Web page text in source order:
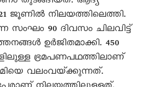
ജൂണിൽ നിലയത്തിലെത്തി.
സംഘം 90 ദിവസം ചിലവിട്ട്‌
ഉർജിതമാക്കി. 450
ഭ്രമപണപഥത്തിലാണ്‌
വലംവയ്‌ക്കുന്നത്‌.